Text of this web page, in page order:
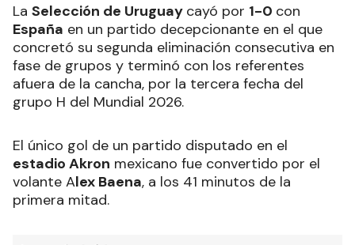
La Selección de Uruguay cayó por 1-0 con
España en un partido decepcionante en el que
concretó su segunda eliminación consecutiva en
fase de grupos y terminó con los referentes
afuera de la cancha, por la tercera fecha del
grupo H del Mundial 2026.
El único gol de un partido disputado en el
estadio Akron mexicano fue convertido por el
volante Alex Baena, a los 41 minutos de la
primera mitad.